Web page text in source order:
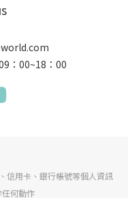
：00~18：00
信用卡、銀行帳號等個人資訊
任何動作